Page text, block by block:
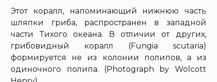
Этот коралл, напоминающий нижнюю часть
шляпки гриба, распространен в западной
части Тихого океана. В отличии от других,
грибовидный коралл (Fungia scutaria)
формируется не из колонии полипов, а из
одиночного полипа. (Photograph by Wolcott